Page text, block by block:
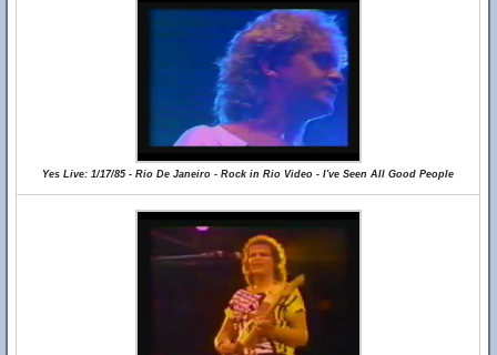
Yes Live: 1/17/85 - Rio De Janeiro - Rock in Rio Video - I've Seen All Good People